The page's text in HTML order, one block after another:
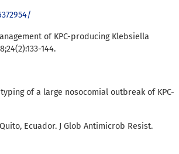
of KPC-producing Klebsiella
144.
of a large nosocomial outbreak of KPC-
Ecuador. J Glob Antimicrob Resist.